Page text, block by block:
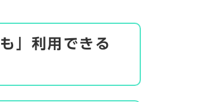
」利用できる